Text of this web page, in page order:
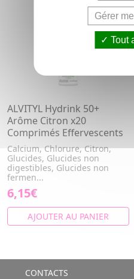
ALVITYL Hydrink 50+
Arôme Citron x20
Comprimés Effervescents
Calcium, Chlorure, Citron,
Glucides, Glucides non
digestibles, Glucides non
fermen...
6,15€
AJOUTER AU PANIER
CONTACTS
Gérer
Tout